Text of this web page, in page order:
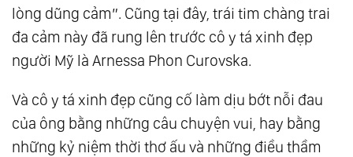
lòng dũng cảm”. Cũng tại đây, trái tim chàng trai
đa cảm này đã rung lên trước cô y tá xinh đẹp
người Mỹ là Arnessa Phon Curovska.
Và cô y tá xinh đẹp cũng cố làm dịu bớt nỗi đau
của ông bằng những câu chuyện vui, hay bằng
những kỷ niệm thời thơ ấu và những điều thầm